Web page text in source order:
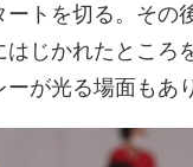
トを切る。そ
じかれたとこ
が光る場面もあ